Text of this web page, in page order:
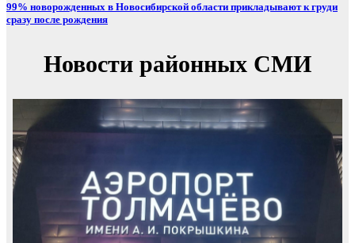
99% новорожденных в Новосибирской области прикладывают к груди
сразу после рождения